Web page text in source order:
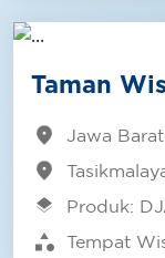
Taman
location_on Jawa Barat
location_on
layers Produk:
category Tempat